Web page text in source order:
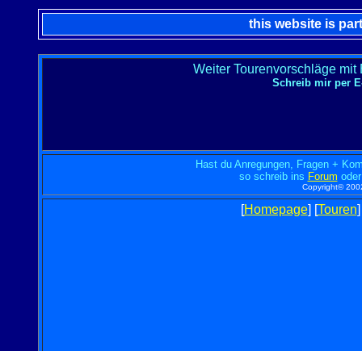
this website is
Weiter Tourenvorschläge
Schreib mir per
Hast du Anregungen, Fragen +
so schreib ins Forum
Copyright©
[Homepage] [Touren